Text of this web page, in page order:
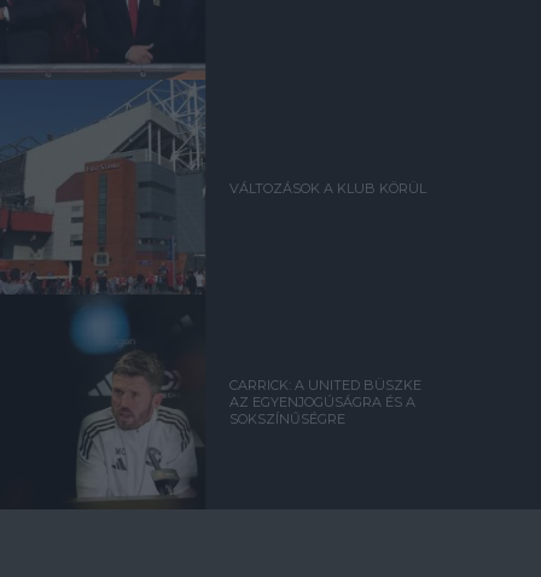
VÁLTOZÁSOK A KLUB KÖRÜL
CARRICK: A UNITED BÜSZKE
AZ EGYENJOGÚSÁGRA ÉS A
SOKSZÍNŰSÉGRE